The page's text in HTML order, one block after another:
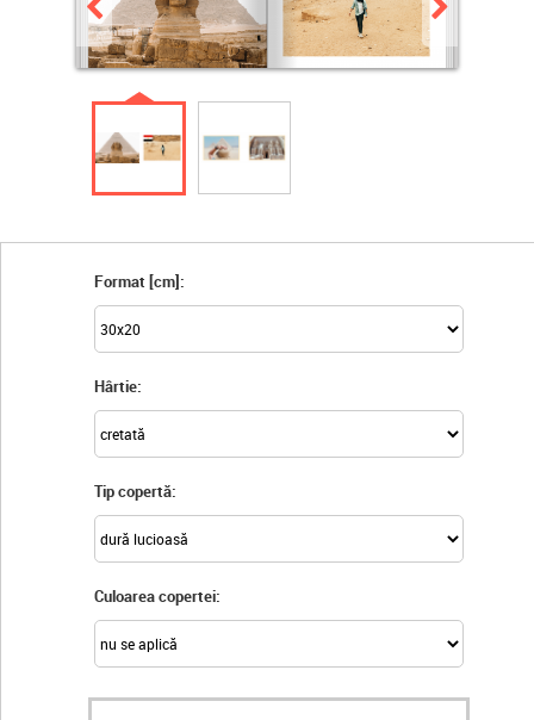
Format [cm]:
Hârtie:
Tip copertă:
Culoarea copertei: